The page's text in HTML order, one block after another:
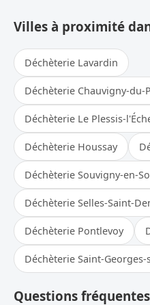
Villes à proximité
Déchèterie Lavardin
Déchèterie Chauvigny-du-
Déchèterie Le Plessis-
Déchèterie Houssay
Déchèterie Souvigny-en-
Déchèterie Selles-Saint-
Déchèterie Pontlevoy
Déchèterie Saint-Georges-
Questions